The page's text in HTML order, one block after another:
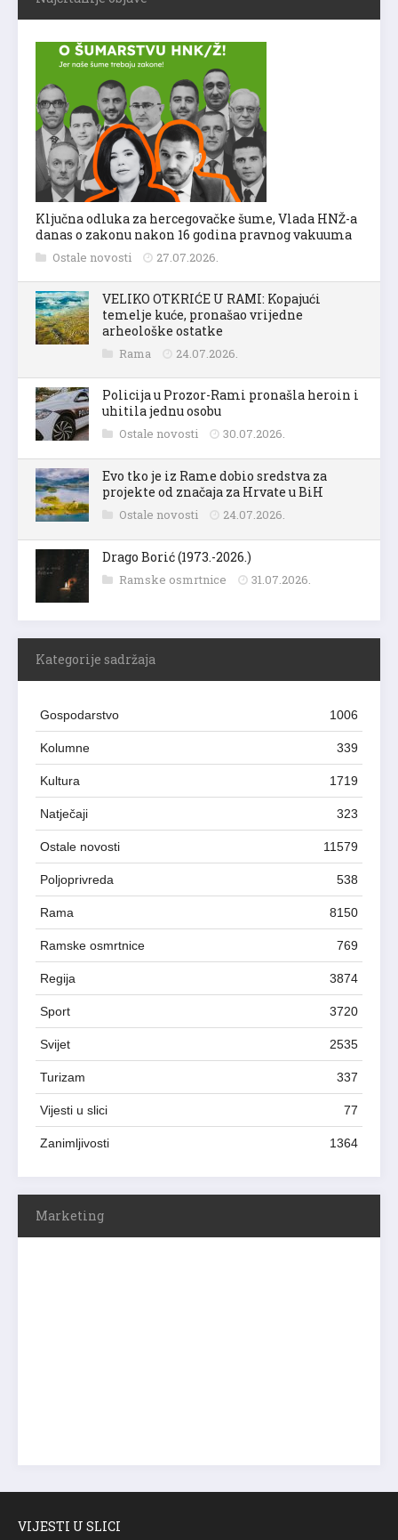
Ključna odluka za hercegovačke šume, Vlada HNŽ-a
danas o zakonu nakon 16 godina pravnog vakuuma
Ostale novosti 27.07.2026.
VELIKO OTKRIĆE U RAMI: Kopajući
temelje kuće, pronašao vrijedne
arheološke ostatke
Rama 24.07.2026.
Policija u Prozor-Rami pronašla heroin i
uhitila jednu osobu
Ostale novosti 30.07.2026.
Evo tko je iz Rame dobio sredstva za
projekte od značaja za Hrvate u BiH
Ostale novosti 24.07.2026.
Drago Borić (1973.-2026.)
Ramske osmrtnice 31.07.2026.
Kategorije sadržaja
Gospodarstvo 1006
Kolumne 339
Kultura 1719
Natječaji 323
Ostale novosti 11579
Poljoprivreda 538
Rama 8150
Ramske osmrtnice 769
Regija 3874
Sport 3720
Svijet 2535
Turizam 337
Vijesti u slici 77
Zanimljivosti 1364
Marketing
VIJESTI U SLICI